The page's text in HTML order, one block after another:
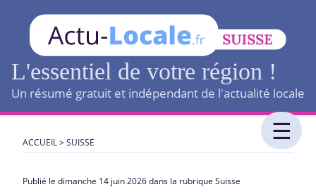
L'essentiel de votre région !
Un résumé gratuit et indépendant de l'actualité locale
ACCUEIL>SUISSE
Publié le dimanche 14 juin 2026 dans la rubrique Suisse